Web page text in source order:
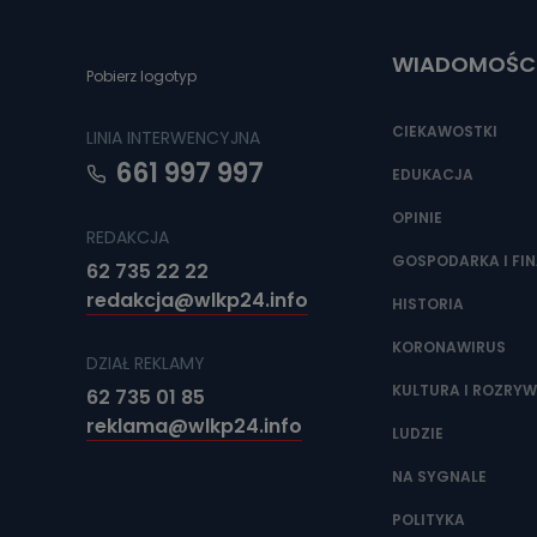
Jakie
Państwa (lub
źródeł
oraz partnerzy
Jak
Można to
Pobierz logotyp
LINIA INTERWENCYJNA
661 997 997
REDAKCJA
62 735 22 22
redakcja@wlkp24.info
DZIAŁ REKLAMY
62 735 01 85
reklama@wlkp24.info
CIEKAWOSTKI
EDUKACJA
OPINIE
GOSPODARKA I
HISTORIA
KORONAWIRUS
KULTURA I
LUDZIE
NA SYGNALE
POLITYKA